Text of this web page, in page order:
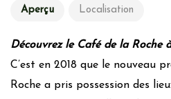
Aperçu Localisation
Découvrez le Café de la Roche
C’est en 2018 que le nouveau
Roche a pris possession des